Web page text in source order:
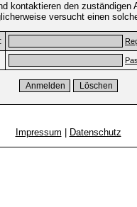
kontaktieren den zuständigen
versucht einen
Impressum Datenschutz